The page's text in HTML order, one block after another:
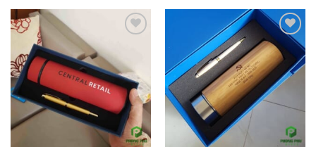
Add to
Wishlist